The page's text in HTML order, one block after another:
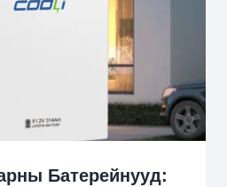
Батерейнууд: